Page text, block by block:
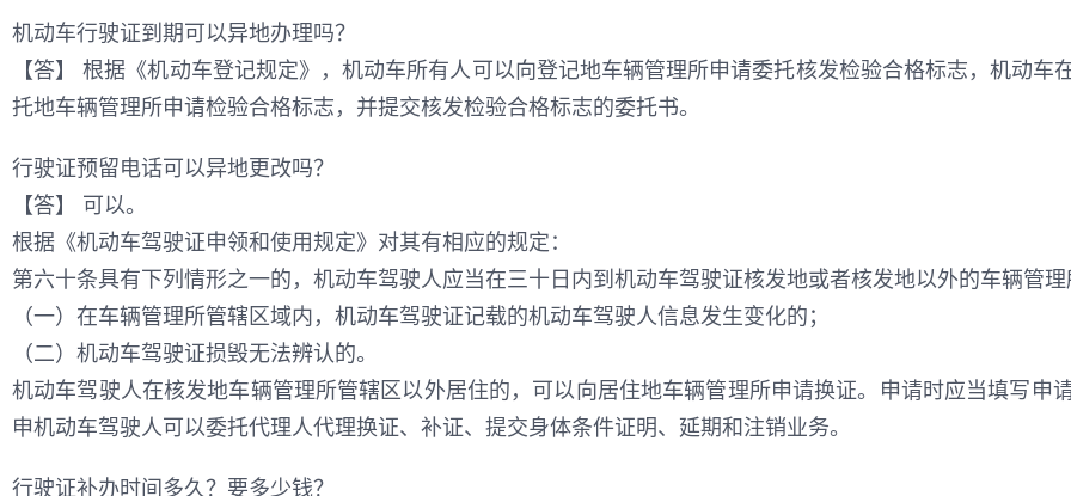
机动车行驶证到期可以异地办理吗？
【答】 根据《机动车登记规定》，机动车所有人可以向登记地车辆管理所申请委托核发检验合格标志，机动
托地车辆管理所申请检验合格标志，并提交核发检验合格标志的委托书。
行驶证预留电话可以异地更改吗？
【答】 可以。
根据《机动车驾驶证申领和使用规定》对其有相应的规定：
第六十条具有下列情形之一的，机动车驾驶人应当在三十日内到机动车驾驶证核发地或者核发地以外的车辆管理
（一）在车辆管理所管辖区域内，机动车驾驶证记载的机动车驾驶人信息发生变化的；
（二）机动车驾驶证损毁无法辨认的。
机动车驾驶人在核发地车辆管理所管辖区以外居住的，可以向居住地车辆管理所申请换证。申请时应当填写申
申机动车驾驶人可以委托代理人代理换证、补证、提交身体条件证明、延期和注销业务。
行驶证补办时间多久？要多少钱？